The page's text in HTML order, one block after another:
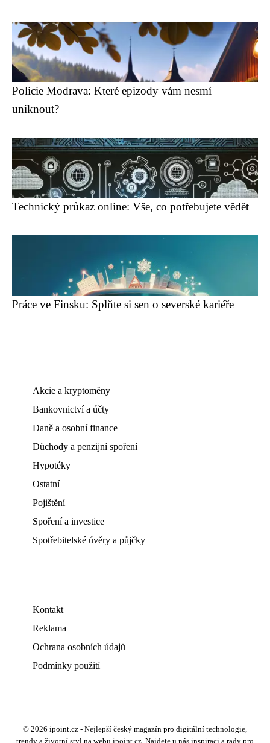
Policie Modrava: Které epizody vám nesmí
uniknout?
Technický průkaz online: Vše, co potřebujete vědět
Práce ve Finsku: Splňte si sen o severské kariéře
Akcie a kryptoměny
Bankovnictví a účty
Daně a osobní finance
Důchody a penzijní spoření
Hypotéky
Ostatní
Pojištění
Spoření a investice
Spotřebitelské úvěry a půjčky
Kontakt
Reklama
Ochrana osobních údajů
Podmínky použití
© 2026 ipoint.cz - Nejlepší český magazín pro digitální technologie,
trendy a životní styl na webu ipoint.cz. Najdete u nás inspiraci a rady pro